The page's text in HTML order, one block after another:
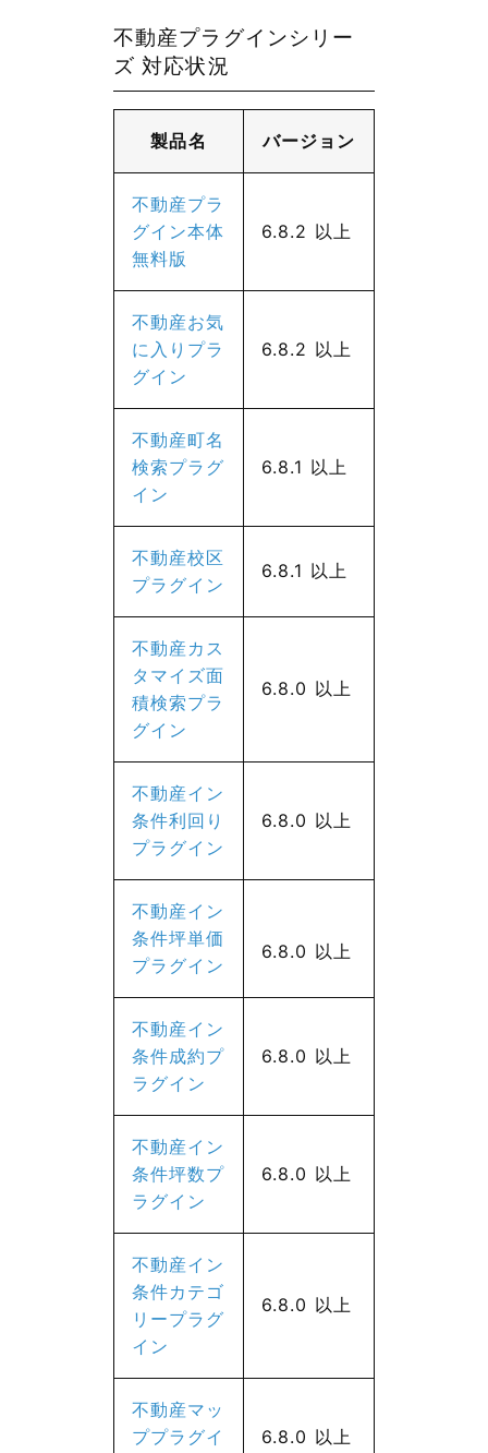
不動産プラグインシリー
ズ 対応状況
製品名 バージョン
不動産プラ
グイン本体
無料版
6.8.2 以上
不動産お気
に入りプラ
グイン
6.8.2 以上
不動産町名
検索プラグ
イン
6.8.1 以上
不動産校区
プラグイン
6.8.1 以上
不動産カス
タマイズ面
積検索プラ
グイン
6.8.0 以上
不動産イン
条件利回り
プラグイン
6.8.0 以上
不動産イン
条件坪単価
プラグイン
6.8.0 以上
不動産イン
条件成約プ
ラグイン
6.8.0 以上
不動産イン
条件坪数プ
ラグイン
6.8.0 以上
不動産イン
条件カテゴ
リープラグ
イン
6.8.0 以上
不動産マッ
ププラグイ
6.8.0 以上